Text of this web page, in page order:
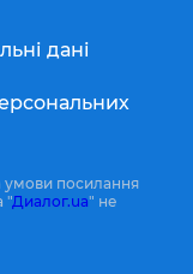
дані
умови посилання
"Диалог.ua" не